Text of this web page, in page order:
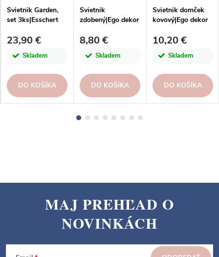
Svietnik Garden,
set 3ks|Esschert
23,90 €
Skladem
DO KOŠÍKA
Svietnik
zdobený|Ego dekor
8,80 €
Skladem
DO KOŠÍKA
Svietnik domček
kovový|Ego dekor
10,20 €
Skladem
DO KOŠÍKA
p
MAJ PREHĽAD O
NOVINKÁCH